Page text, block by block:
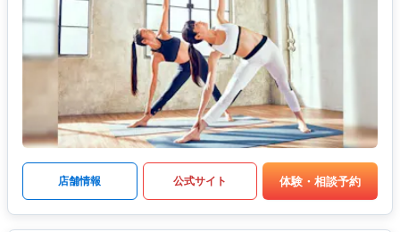
店舗情報 公式サイト 体験・相談予約